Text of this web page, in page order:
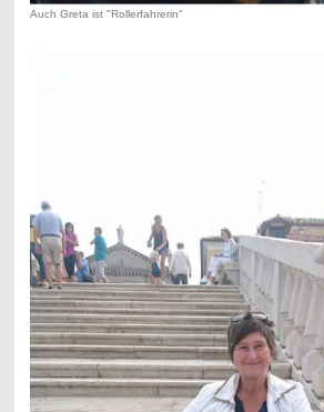
Auch Greta ist "Rollerfahrerin"